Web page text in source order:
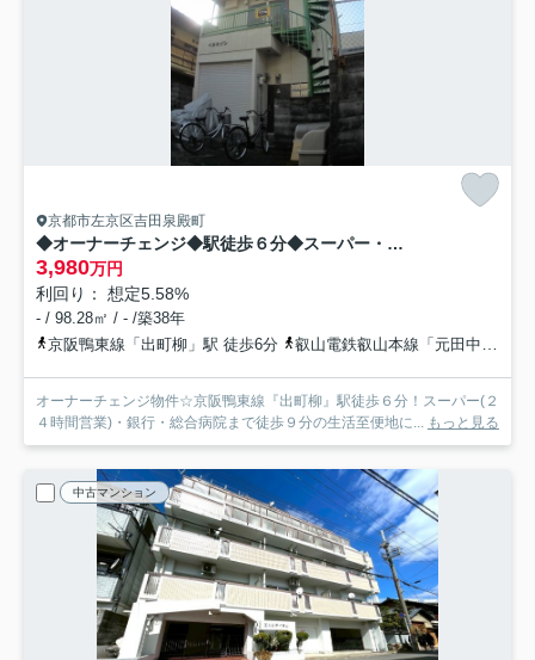
京都市左京区吉田泉殿町
◆オーナーチェンジ◆駅徒歩６分◆スーパー・銀行・総合病院徒歩９分◆収益マンション◆左京区吉田泉殿町
3,980万円
利回り： 想定5.58%
- / 98.28㎡ / - /築38年
京阪鴨東線「出町柳」駅 徒歩6分
叡山電鉄叡山本線「元田中」駅 徒歩13分
オーナーチェンジ物件☆京阪鴨東線『出町柳』駅徒歩６分！スーパー(２
４時間営業)・銀行・総合病院まで徒歩９分の生活至便地に... もっと見る
中古マンション